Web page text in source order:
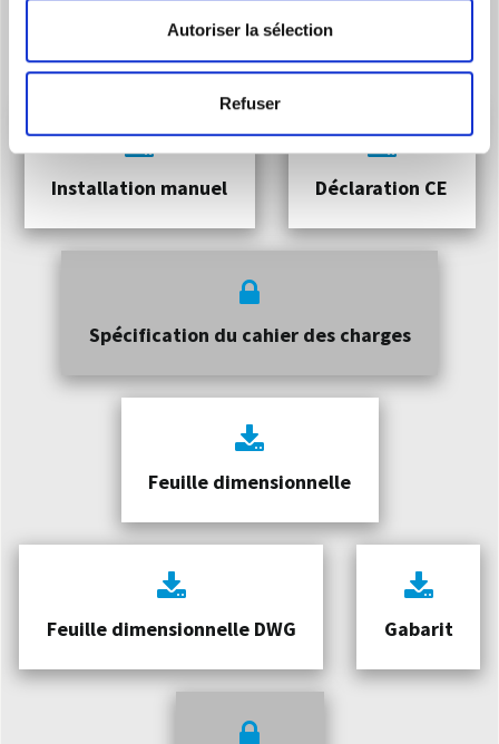
Autoriser la sélection
Refuser
Catalogue produit
Installation manuel Déclaration CE
Spécification du cahier des charges
Feuille dimensionnelle
Feuille dimensionnelle DWG Gabarit